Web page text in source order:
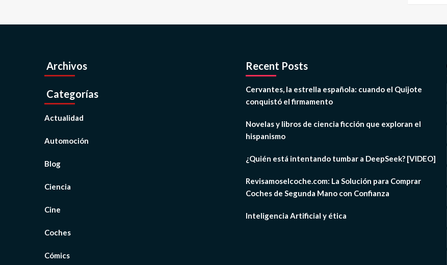
Archivos
Categorías
Actualidad
Automoción
Blog
Ciencia
Cine
Coches
Cómics
Recent Posts
Cervantes, la estrella española: cuando el Quijote
conquistó el firmamento
Novelas y libros de ciencia ficción que exploran el
hispanismo
¿Quién está intentando tumbar a DeepSeek? [VIDEO]
Revisamoselcoche.com: La Solución para Comprar
Coches de Segunda Mano con Confianza
Inteligencia Artificial y ética